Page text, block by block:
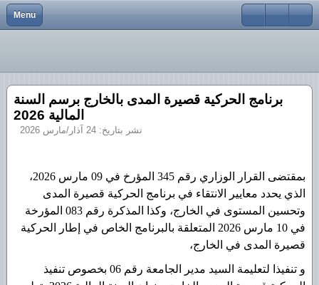
Menu Close
نيابة المديرية
البحث العلمي
المكتبة
مركز تطوير المقاولاتية
الخدمات الإجتماعية
Global_AR
المستودع الرقمي
البوابة الوطنية للأشعار عن الأطروحات
بوابة المجلات العلمية
كلية علوم الطبيعة والحياة وعلوم الأرض والكون
كلية الرياضيات و الإعلام الآلي
كلية الآداب واللغات
كلية الحقوق والعلوم السياسية
كلية العلوم الاقتصادية والتجارية وعلوم التسيير
برنامج الحركية قصيرة المدى بالخارج برسم السنة
المالية 2026
نشر بتاريخ: 24 آذار/مارس 2026
بمقتضى القرار الوزاري رقم 345 المؤرخ في 09 مارس 2026،
الذي يحدد معايير الانتقاء في برنامج الحركية قصيرة المدى
وتحسين المستوى في الخارج، وكذا المذكرة رقم 083 المؤرخة
في 10 مارس 2026 المتعلقة بالبرنامج الخاص في إطار الحركية
قصيرة المدى في الخارج،
و تنفيذا لتعليمة السيد مدير الجامعة رقم 06 بخصوص تنفيذ